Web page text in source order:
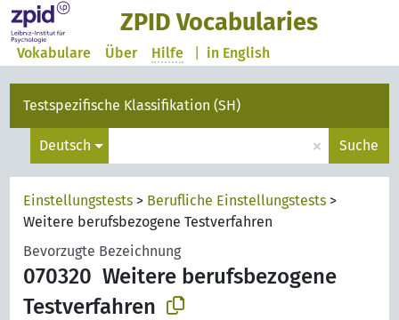
ZPID Vocabularies
in English
Vokabulare Über Hilfe
Testspezifische Klassifikation (SH)
Deutsch × Suche
Einstellungstests > Berufliche Einstellungstests >
Weitere berufsbezogene Testverfahren
Bevorzugte Bezeichnung
070320 Weitere berufsbezogene
Testverfahren